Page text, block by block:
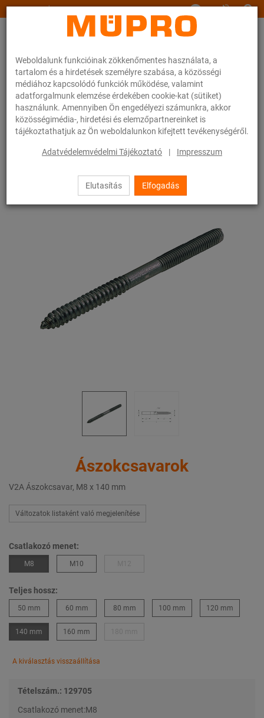
Weboldalunk funkcióinak zökkenőmentes használata, a
tartalom és a hirdetések személyre szabása, a közösségi
médiához kapcsolódó funkciók működése, valamint
adatforgalmunk elemzése érdekében cookie-kat (sütiket)
használunk. Amennyiben Ön engedélyezi számunkra, akkor
közösségimédia-, hirdetési és elemzőpartnereinket is
tájékoztathatjuk az Ön weboldalunkon kifejtett tevékenységéről.
Adatvédelemvédelmi Tájékoztató | Impresszum
Elutasítás Elfogadás
www.muepro.hu
Webáruhàz Rögzítéstechnika Szerelési anyagok Ászokcsavarok
63 / 83
Ászokcsavarok
V2A Ászokcsavar, M8 x 140 mm
Változatok listaként való megjelenítése
Csatlakozó menet:
M8 M10
Teljes hossz:
50 mm 60 mm 80 mm 100 mm 120 mm
140 mm 160 mm
A kiválasztás visszaállítása
Tételszám.: 129705
Csatlakozó menet:M8